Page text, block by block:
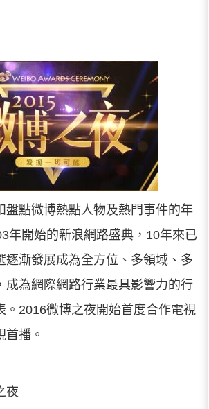
盤點微博熱點人物及熱門事件的年
年開始的新浪網路盛典，10年來已
逐漸發展成為全方位、多領域、多
成為網際網路行業最具影響力的行
。2016微博之夜開始首度合作電視
首播。
夜